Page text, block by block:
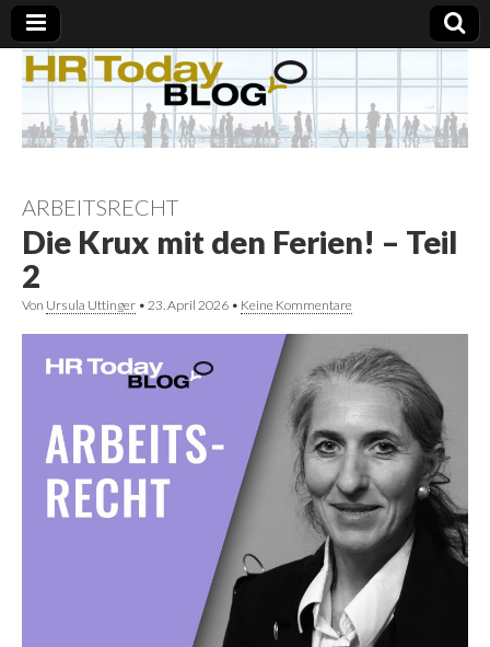
ARBEITSRECHT
Die Krux mit den Ferien! – Teil
2
Von Ursula Uttinger • 23. April 2026 • Keine Kommentare